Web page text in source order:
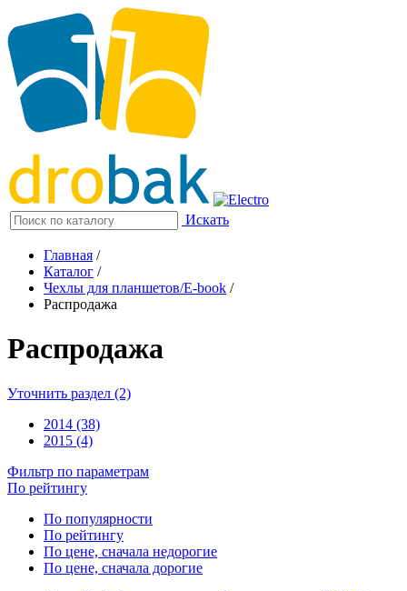
Искать
Главная /
Каталог /
Чехлы для планшетов/E-book /
Распродажа
Распродажа
Уточнить раздел (2)
2014 (38)
2015 (4)
Фильтр по параметрам
По рейтингу
По популярности
По рейтингу
По цене, сначала недорогие
По цене, сначала дорогие